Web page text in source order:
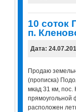
10 соток
п.
Дата:
Продаю
(прописка)
мкад 31 км, пос.
прямоугольной
расположен